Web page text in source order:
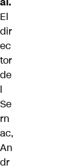
El
dir
ec
tor
de
l
Se
rn
ac,
An
dr